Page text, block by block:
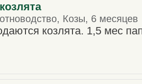
Козы, 6 месяцев
козлята. 1,5 мес